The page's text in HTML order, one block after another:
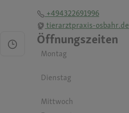
+494322691996
tierarztpraxis-osbahr.de
Öffnungszeiten
Montag
Dienstag
Mittwoch